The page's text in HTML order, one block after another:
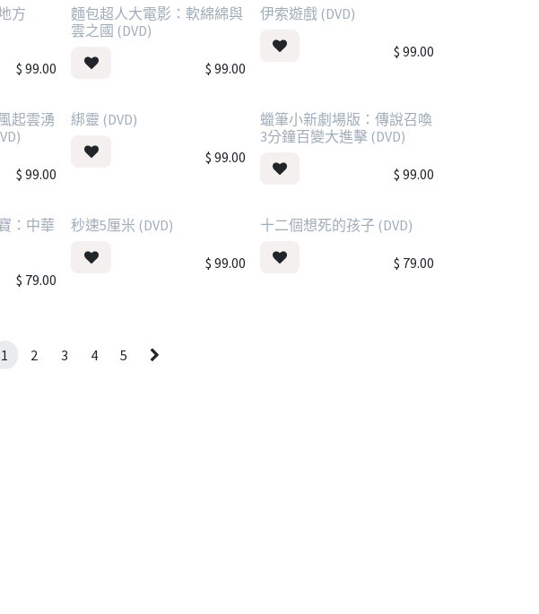
方
$99.00
麵包超人大電影：軟綿綿與
雲之國 (DVD)
$ 99.00
伊索遊戲 (DVD)
$ 99.00
起雲湧
$99.00
綁靈 (DVD)
$ 99.00
蠟筆小新劇場版：傳說召喚
3分鐘百變大進擊 (DVD)
$ 99.00
：中華
$ 79.00
秒速5厘米 (DVD)
$ 99.00
十二個想死的孩子 (DVD)
$ 79.00
1 2 3 4 5